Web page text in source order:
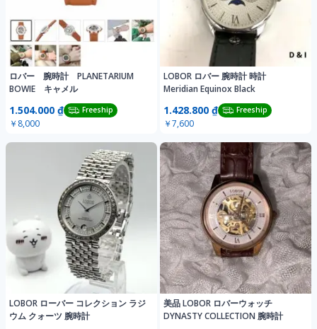
ロバー 腕時計 PLANETARIUM
BOWIE キャメル
1.504.000 ₫ Freeship
￥8,000
LOBOR ロバー 腕時計 時計
Meridian Equinox Black
1.428.800 ₫ Freeship
￥7,600
LOBOR ローバー コレクション ラジ
ウム クォーツ 腕時計
美品 LOBOR ロバーウォッチ
DYNASTY COLLECTION 腕時計